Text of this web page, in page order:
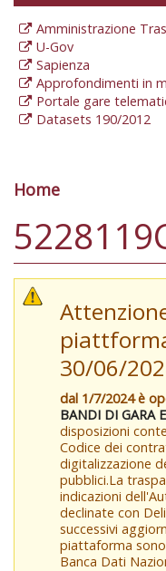
Amministrazione
U-Gov
Sapienza
Approfondimenti in
Portale gare
Datasets 190/2012
Tu sei qui
Home
30/06/
dal 1/7/2024 è
BANDI DI GARA
disposizioni
Codice dei
digitalizzazione
pubblici.La
indicazioni
declinate con
successivi
piattaforma
Banca Dati